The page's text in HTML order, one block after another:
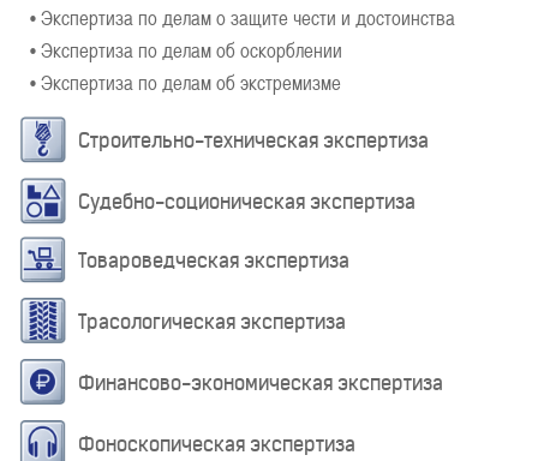
• Экспертиза по делам о защите чести и достоинства
• Экспертиза по делам об оскорблении
• Экспертиза по делам об экстремизме
Строительно-техническая экспертиза
Судебно-соционическая экспертиза
Товароведческая экспертиза
Трасологическая экспертиза
Финансово-экономическая экспертиза
Фоноскопическая экспертиза